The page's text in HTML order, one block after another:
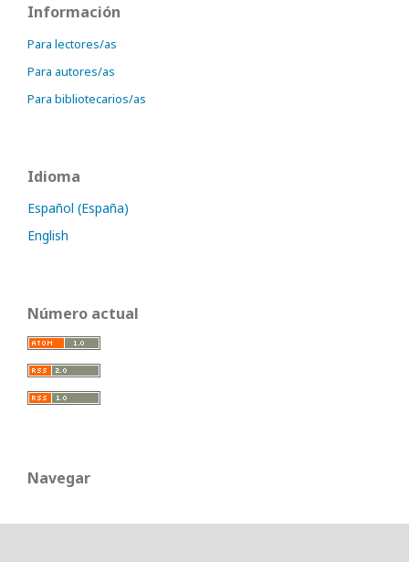
Información
Para lectores/as
Para autores/as
Para bibliotecarios/as
Idioma
Español (España)
English
Número actual
Navegar